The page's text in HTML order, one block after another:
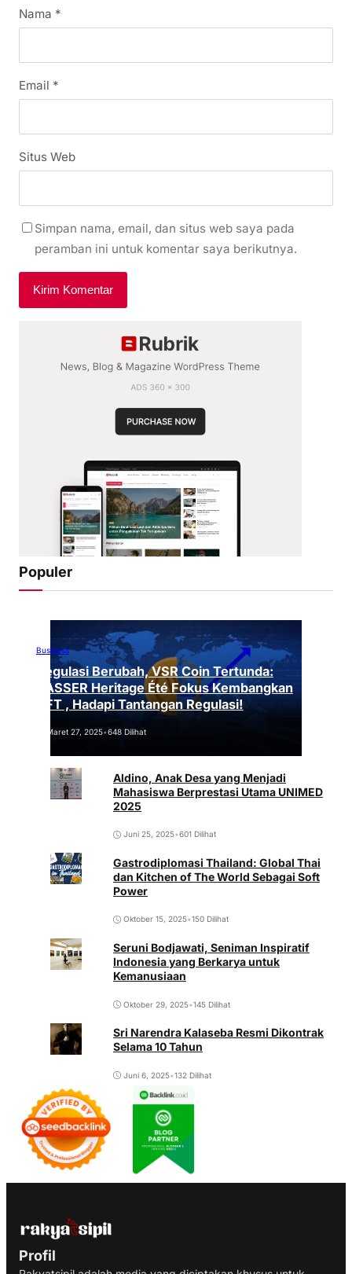
Nama *
Email *
Situs Web
Simpan nama, email, dan situs web saya pada
peramban ini untuk komentar saya berikutnya.
Populer
Business
Regulasi Berubah, VSR Coin Tertunda:
VASSER Heritage Été Fokus Kembangkan
NFT , Hadapi Tantangan Regulasi!
Maret 27, 2025•648 Dilihat
Aldino, Anak Desa yang Menjadi
Mahasiswa Berprestasi Utama UNIMED
2025
Juni 25, 2025•601 Dilihat
Gastrodiplomasi Thailand: Global Thai
dan Kitchen of The World Sebagai Soft
Power
Oktober 15, 2025•150 Dilihat
Seruni Bodjawati, Seniman Inspiratif
Indonesia yang Berkarya untuk
Kemanusiaan
Oktober 29, 2025•145 Dilihat
Sri Narendra Kalaseba Resmi Dikontrak
Selama 10 Tahun
Juni 6, 2025•132 Dilihat
Profil